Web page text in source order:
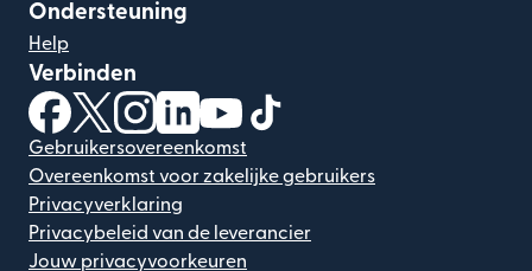
Ondersteuning
Help
Verbinden
(wordt geopend in een nieuw venster)
(wordt geopend in een nieuw venster)
(wordt geopend in een nieuw venster)
(wordt geopend in een nieuw venster)
(wordt geopend in een nieuw
Gebruikersovereenkomst
Overeenkomst voor zakelijke gebruikers
Privacyverklaring
Privacybeleid van de leverancier
Jouw privacyvoorkeuren